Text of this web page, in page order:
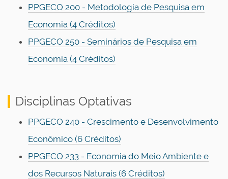
PPGECO 200 - Metodologia de Pesquisa em
Economia (4 Créditos)
PPGECO 250 - Seminários de Pesquisa em
Economia (4 Créditos)
Disciplinas Optativas
PPGECO 240 - Crescimento e Desenvolvimento
Econômico (6 Créditos)
PPGECO 233 - Economia do Meio Ambiente e
dos Recursos Naturais (6 Créditos)